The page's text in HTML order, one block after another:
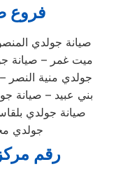
فروع
صيانة جولدي
ميت غمر – صيانة
جولدي منية النصر
بني عبيد – صيانة
صيانة جولدي
جولدي
رقم